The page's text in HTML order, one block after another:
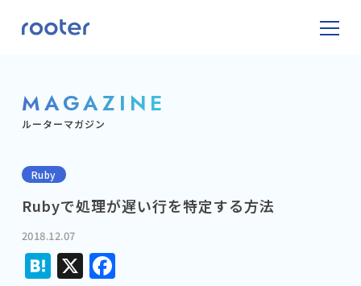
MAGAZINE
ルーターマガジン
Ruby
Rubyで処理が遅い行を特定する方法
2018.12.07
Hatena
X Facebook